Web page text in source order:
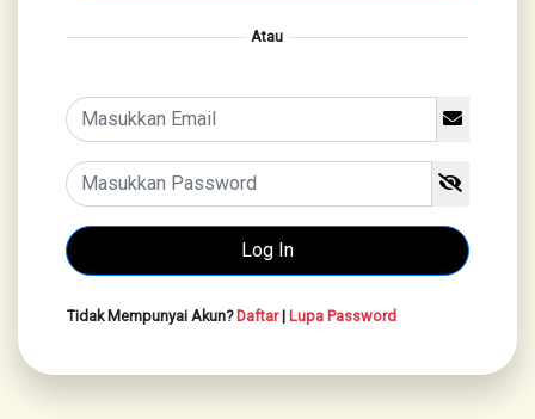
Atau
Tidak Mempunyai Akun?Daftar| Lupa Password